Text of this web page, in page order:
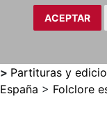
ACEPTAR
> Partituras y
España > Folclore